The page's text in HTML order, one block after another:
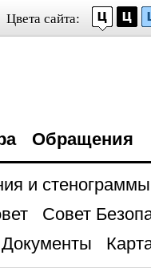
Цвета сайта:
Обращения
и стенограммы
Совет
Документы